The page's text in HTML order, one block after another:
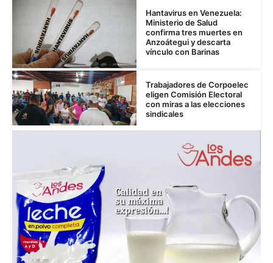
Hantavirus en Venezuela:
Ministerio de Salud
confirma tres muertes en
Anzoátegui y descarta
vínculo con Barinas
Trabajadores de Corpoelec
eligen Comisión Electoral
con miras a las elecciones
sindicales